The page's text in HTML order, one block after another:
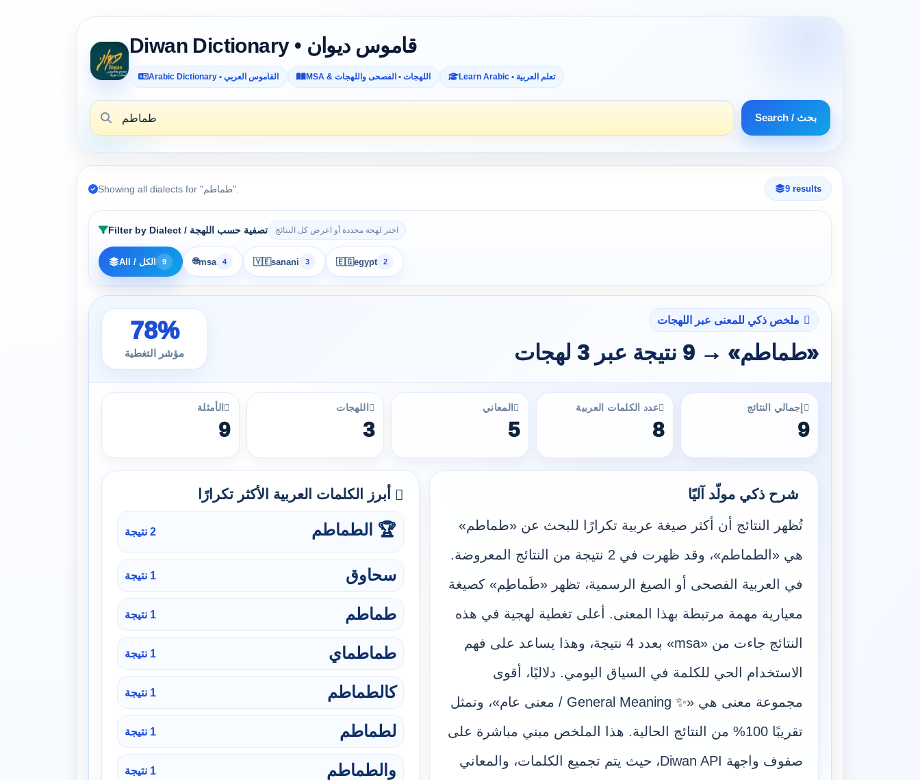
Diwan Dictionary • قاموس ديوان
Arabic Dictionary • القاموس العربي MSA & اللهجات • الفصحى واللهجات Learn Arabic • تعلم العربية
Search / بحث
Showing all dialects for "طماطم". 9 results
Filter by Dialect / تصفية حسب اللهجة اختر لهجة محددة أو اعرض كل النتائج
All / الكل 9 🌐msa 4 🇾🇪sanani 3 🇪🇬egypt 2
ملخص ذكي للمعنى عبر اللهجات
«طماطم» → 9 نتيجة عبر 3 لهجات
78%
مؤشر التغطية
إجمالي النتائج
9
عدد الكلمات العربية
8
المعاني
5
اللهجات
3
الأمثلة
9
شرح ذكي مولّد آليًا
تُظهر النتائج أن أكثر صيغة عربية تكرارًا للبحث عن «طماطم»
هي «الطماطم»، وقد ظهرت في 2 نتيجة من النتائج المعروضة.
في العربية الفصحى أو الصيغ الرسمية، تظهر «طَماطِم» كصيغة
معيارية مهمة مرتبطة بهذا المعنى. أعلى تغطية لهجية في هذه
النتائج جاءت من «msa» بعدد 4 نتيجة، وهذا يساعد على فهم
الاستخدام الحي للكلمة في السياق اليومي. دلاليًا، أقوى
مجموعة معنى هي «✨ General Meaning / معنى عام»، وتمثل
تقريبًا 100% من النتائج الحالية. هذا الملخص مبني مباشرة على
صفوف واجهة Diwan API، حيث يتم تجميع الكلمات، والمعاني
أبرز الكلمات العربية الأكثر تكرارًا
🏆 الطماطم 2 نتيجة
سحاوق 1 نتيجة
طماطم 1 نتيجة
طماطماي 1 نتيجة
كالطماطم 1 نتيجة
لطماطم 1 نتيجة
والطماطم 1 نتيجة